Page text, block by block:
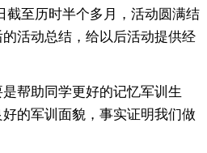
截至历时半个多月，活动圆满结
活动总结，给以后活动提供经
帮助同学更好的记忆军训生
的军训面貌，事实证明我们做